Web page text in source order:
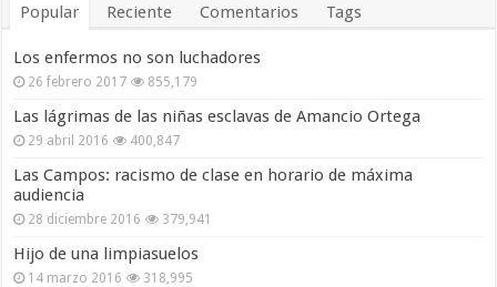
Popular Reciente Comentarios Tags
Los enfermos no son luchadores
26 febrero 2017 855,179
Las lágrimas de las niñas esclavas de Amancio Ortega
29 abril 2016 400,847
Las Campos: racismo de clase en horario de máxima
audiencia
28 diciembre 2016 379,941
Hijo de una limpiasuelos
14 marzo 2016 318,995